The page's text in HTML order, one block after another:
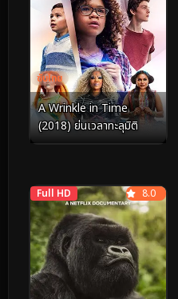
ซับไทย
A Wrinkle in Time
(2018) ย่นเวลาทะลุมิติ
Full HD 8.0